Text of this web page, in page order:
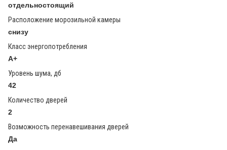
отдельностоящий
Расположение морозильной камеры
снизу
Класс энергопотребления
A+
Уровень шума, дб
42
Количество дверей
2
Возможность перенавешивания дверей
Да